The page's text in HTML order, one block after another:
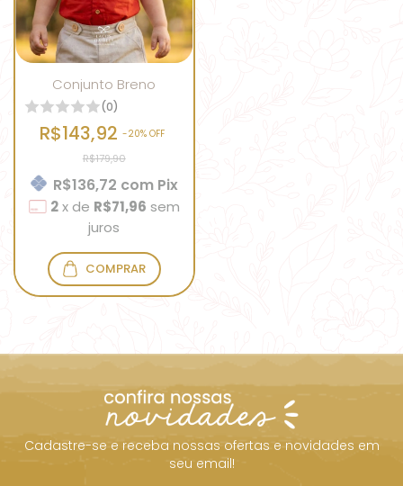
Conjunto Breno
(0)
R$143,92-20% OFF
R$179,90
R$136,72 com Pix
2 x de R$71,96 sem
juros
COMPRAR
Cadastre-se e receba nossas ofertas e novidades em
seu email!